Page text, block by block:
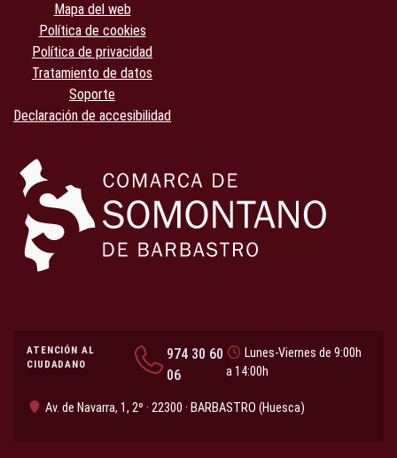
Mapa del web
Política de cookies
Política de privacidad
Tratamiento de datos
Soporte
Declaración de accesibilidad
ATENCIÓN AL
CIUDADANO
974 30 60
06
Lunes-Viernes de 9:00h
a 14:00h
Av. de Navarra, 1, 2º · 22300 · BARBASTRO (Huesca)